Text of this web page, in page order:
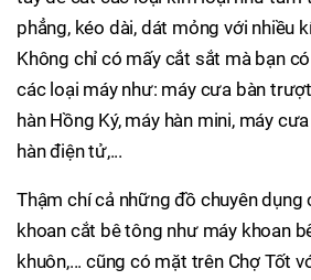
phẳng, kéo dài, dát mỏng với nhiều
Không chỉ có mấy cắt sắt mà bạn
các loại máy như: máy cưa bàn
hàn Hồng Ký, máy hàn mini, máy
hàn điện tử,...
Thậm chí cả những đồ chuyên dụng
khoan cắt bê tông như máy khoan
khuôn,... cũng có mặt trên Chợ Tốt